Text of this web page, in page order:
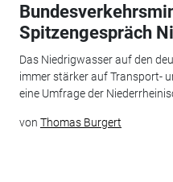
Spitzengespräch
Das Niedrigwasser auf den
immer stärker auf Transport-
eine Umfrage der
von Thomas Burgert